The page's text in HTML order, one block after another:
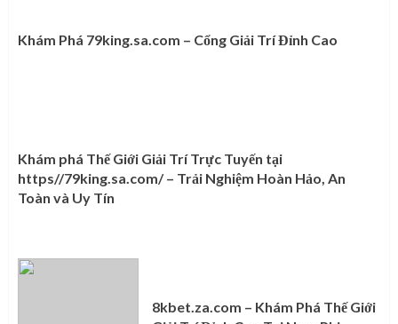
Khám Phá 79king.sa.com – Cổng Giải Trí Đỉnh Cao
Khám phá Thế Giới Giải Trí Trực Tuyến tại
https//79king.sa.com/ – Trải Nghiệm Hoàn Hảo, An
Toàn và Uy Tín
8kbet.za.com – Khám Phá Thế Giới